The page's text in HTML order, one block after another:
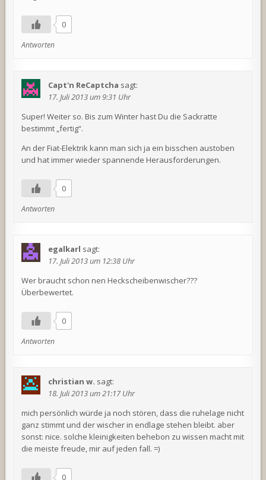
0
Antworten
Capt'n ReCaptcha sagt:
17. Juli 2013 um 9:31 Uhr
Super! Weiter so. Bis zum Winter hast Du die Sackratte
bestimmt „fertig“.
An der Fiat-Elektrik kann man sich ja ein bisschen austoben
und hat immer wieder spannende Herausforderungen.
0
Antworten
egalkarl sagt:
17. Juli 2013 um 12:38 Uhr
Wer braucht schon nen Heckscheibenwischer???
Überbewertet.
0
Antworten
christian w. sagt:
18. Juli 2013 um 21:17 Uhr
mich persönlich würde ja noch stören, dass die ruhelage nicht
ganz stimmt und der wischer in endlage stehen bleibt. aber
sonst: nice. solche kleinigkeiten behebon zu wissen macht mit
die meiste freude, mir auf jeden fall. =)
0